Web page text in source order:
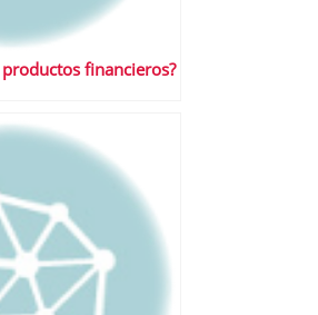
financieros?